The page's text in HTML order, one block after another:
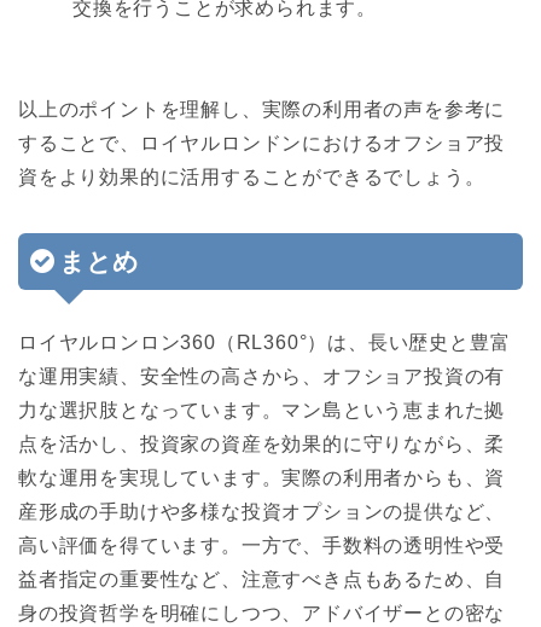
交換を行うことが求められます。
以上のポイントを理解し、実際の利用者の声を参考に
することで、ロイヤルロンドンにおけるオフショア投
資をより効果的に活用することができるでしょう。
まとめ
ロイヤルロンロン360（RL360°）は、長い歴史と豊富
な運用実績、安全性の高さから、オフショア投資の有
力な選択肢となっています。マン島という恵まれた拠
点を活かし、投資家の資産を効果的に守りながら、柔
軟な運用を実現しています。実際の利用者からも、資
産形成の手助けや多様な投資オプションの提供など、
高い評価を得ています。一方で、手数料の透明性や受
益者指定の重要性など、注意すべき点もあるため、自
身の投資哲学を明確にしつつ、アドバイザーとの密な